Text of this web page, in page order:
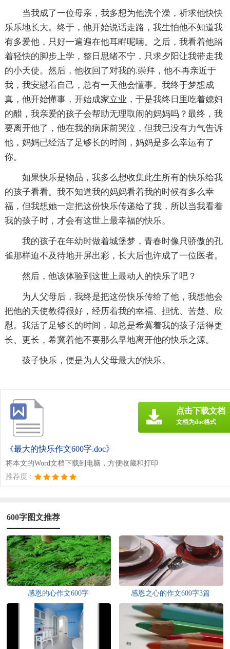
当我成了一位母亲，我多想为他洗个澡，祈求他快快
乐乐地长大。终于，他开始说话走路，我生怕他不知道我
有多爱他，只好一遍遍在他耳畔呢喃。之后，我看着他踏
着轻快的脚步上学，整日思绪不宁，只求夕阳让我带走我
的小天使。然后，他收回了对我的.崇拜，他不再亲近于
我，我安慰着自己，总有一天他会懂事。我终于梦想成
真，他开始懂事，开始成家立业，于是我终日里吃着媳妇
的醋，我亲爱的孩子会帮助无理取闹的妈妈吗？最终，我
要离开他了，他在我的病床前哭泣，但我已没有力气告诉
他，妈妈已经活了足够长的时间，妈妈是多么幸运有了
你。
如果快乐是物品，我多么想收集此生所有的快乐给我
的孩子看看。我不知道我的妈妈看着我的时候有多么幸
福，但我想她一定把这份快乐传递给了我，所以当我看着
我的孩子时，才会有这世上最幸福的快乐。
我的孩子在年幼时做着城堡梦，青春时像只骄傲的孔
雀那样迫不及待地开屏出彩，长大后也许成了一位医者。
然后，他该体验到这世上最动人的快乐了吧？
为人父母后，我终是把这份快乐传给了他，我想他会
把他的天使教得很好，经历着我的幸福、担忧、苦楚、欣
慰。我活了足够长的时间，却总是希冀着我的孩子活得更
长、更长，希冀着他不要那么早地离开他的快乐之源。
孩子快乐，便是为人父母最大的快乐。
《最大的快乐作文600字.doc》
将本文的Word文档下载到电脑，方便收藏和打印
推荐度：
点击下载文档
文档为doc格式
600字图文推荐
感恩的心作文600字 感恩之心的作文600字3篇